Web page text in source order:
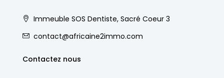
Immeuble SOS Dentiste, Sacré Coeur 3
contact@africaine2immo.com
Contactez nous